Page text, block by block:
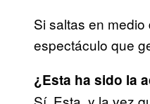
Si saltas en
espectáculo que
¿Esta ha sido la